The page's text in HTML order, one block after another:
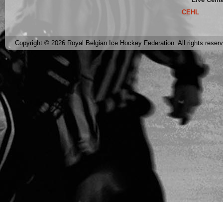
CEHL
Copyright © 2026 Royal Belgian Ice Hockey Federation. All rights